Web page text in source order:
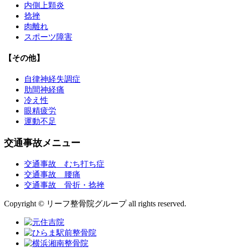
内側上顆炎
捻挫
肉離れ
スポーツ障害
【その他】
自律神経失調症
肋間神経痛
冷え性
眼精疲労
運動不足
交通事故メニュー
交通事故 むち打ち症
交通事故 腰痛
交通事故 骨折・捻挫
Copyright © リーフ整骨院グループ all rights reserved.